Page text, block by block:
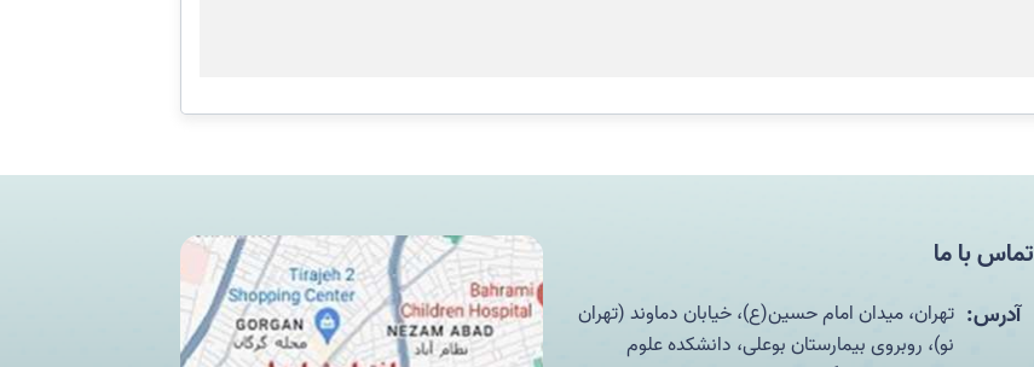
تماس با ما
آدرس: تهران، میدان امام حسین(ع)، خیابان دماوند (تهران
نو)، روبروی بیمارستان بوعلی، دانشکده علوم